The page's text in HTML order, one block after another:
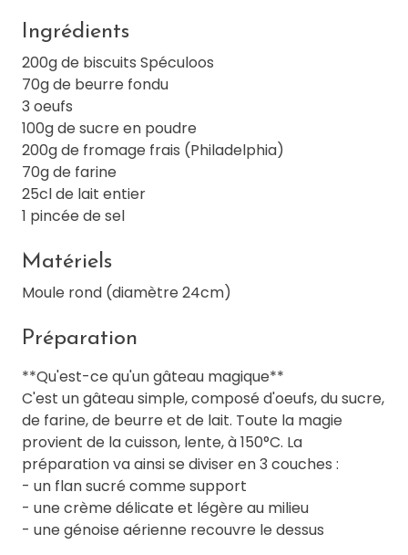
Ingrédients
200g de biscuits Spéculoos
70g de beurre fondu
3 oeufs
100g de sucre en poudre
200g de fromage frais (Philadelphia)
70g de farine
25cl de lait entier
1 pincée de sel
Matériels
Moule rond (diamètre 24cm)
Préparation
**Qu'est-ce qu'un gâteau magique**
C'est un gâteau simple, composé d'oeufs, du sucre,
de farine, de beurre et de lait. Toute la magie
provient de la cuisson, lente, à 150°C. La
préparation va ainsi se diviser en 3 couches :
- un flan sucré comme support
- une crème délicate et légère au milieu
- une génoise aérienne recouvre le dessus